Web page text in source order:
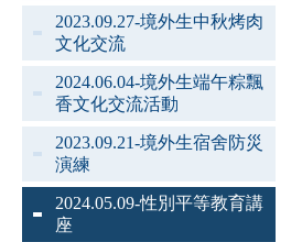
2023.09.27-境外生中秋烤肉
文化交流
2024.06.04-境外生端午粽飄
香文化交流活動
2023.09.21-境外生宿舍防災
演練
2024.05.09-性別平等教育講
座